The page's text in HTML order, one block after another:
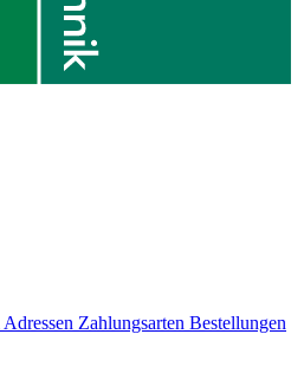
Adressen Zahlungsarten Bestellungen